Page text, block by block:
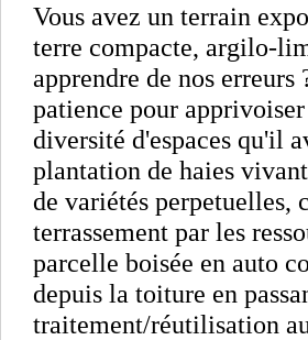
Vous avez un terrain
terre compacte, argilo-
apprendre de nos
patience pour
diversité d'espaces qu'il
plantation de haies
de variétés perpetuelles,
terrassement par les
parcelle boisée en auto
depuis la toiture en
traitement/réutilisation